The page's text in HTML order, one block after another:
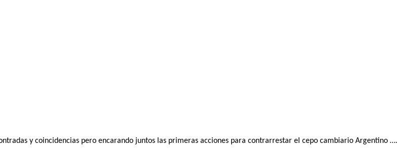
y coincidencias pero encarando juntos las primeras acciones para contrarrestar el cepo cambiario Argentino ….